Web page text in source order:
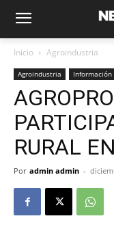
Inicio Agroindustria
Agroindustria Información
RURAL
Por admin admin -